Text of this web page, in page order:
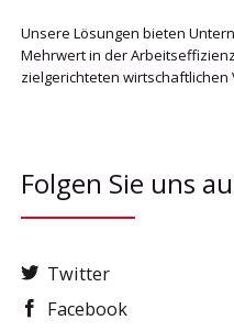
Unsere Lösungen bieten
Mehrwert in der
zielgerichteten wirtschaftlichen
Folgen Sie uns
Twitter
Facebook